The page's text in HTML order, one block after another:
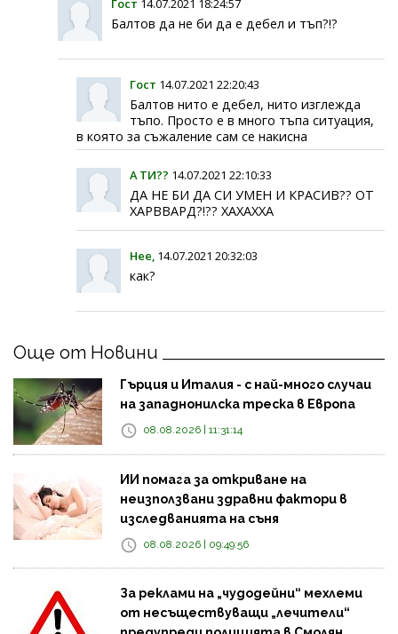
Гост 14.07.2021 18:24:57
Балтов да не би да е дебел и тъп?!?
Гост 14.07.2021 22:20:43
Балтов нито е дебел, нито изглежда
тъпо. Просто е в много тъпа ситуация,
в която за съжаление сам се накисна
А ТИ?? 14.07.2021 22:10:33
ДА НЕ БИ ДА СИ УМЕН И КРАСИВ?? ОТ
ХАРВВАРД?!?? ХАХАХХА
Нее, 14.07.2021 20:32:03
как?
Още от Новини
Гърция и Италия - с най-много случаи
на западнонилска треска в Европа
08.08.2026 | 11:31:14
ИИ помага за откриване на
неизползвани здравни фактори в
изследванията на съня
08.08.2026 | 09:49:56
За реклами на „чудодейни“ мехлеми
от несъществуващи „лечители“